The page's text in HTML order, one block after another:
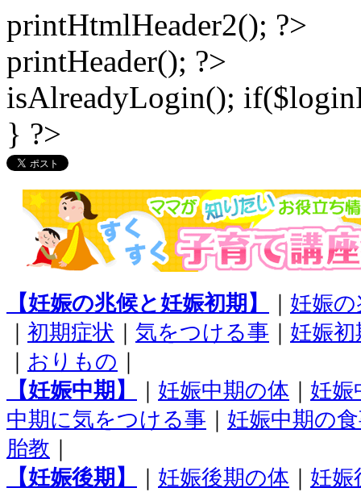
printHtmlHeader2(); ?>
printHeader(); ?>
isAlreadyLogin();
} ?>
【妊娠の兆候と妊娠初期】
妊娠
初期症状 気をつける事
妊娠
おりもの
【妊娠中期】
妊娠中期の体
妊娠
中期に気をつける事
妊娠中期の
胎教
【妊娠後期】
妊娠後期の体
妊娠